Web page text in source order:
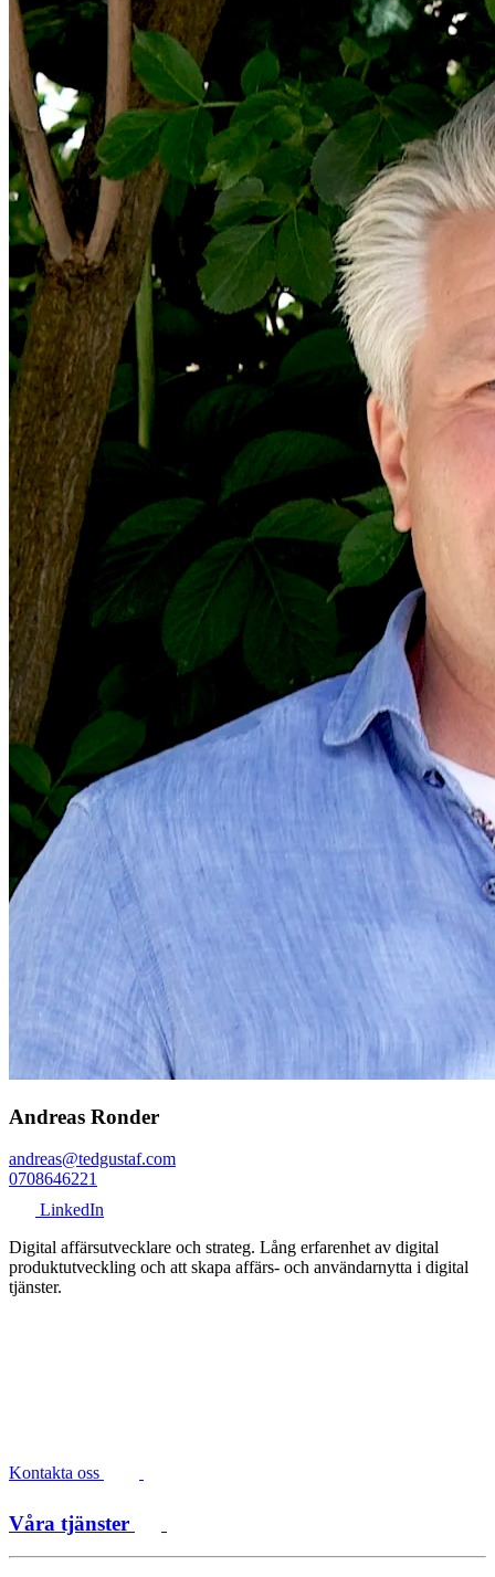
Andreas Ronder
andreas@tedgustaf.com
0708646221
LinkedIn
Digital affärsutvecklare och strateg. Lång erfarenhet av digital
produktutveckling och att skapa affärs- och användarnytta i digital
tjänster.
Kontakta oss
Våra tjänster